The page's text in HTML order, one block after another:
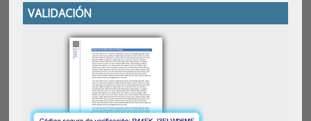
VALIDACIÓN